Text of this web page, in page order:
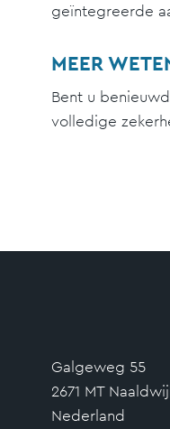
geïntegreerde
MEER
Bent u
volledige
Galgeweg 55
2671 MT
Nederland